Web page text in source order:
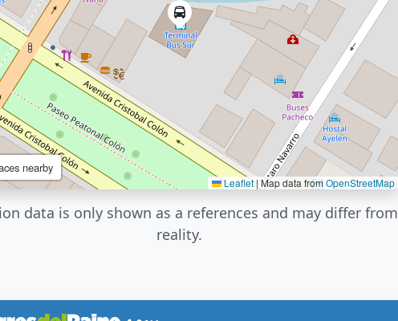
nearby
Leaflet|Map data fromOpenStreetMap
data is only shown as a references and may differ from
reality.